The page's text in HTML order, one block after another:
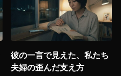
彼の一言で見えた、私たち
夫婦の歪んだ支え方